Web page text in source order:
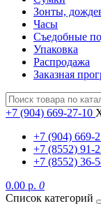
Зонты,
Часы
Съедобные
Упаковка
Распродажа
Заказная
+7 (904) 669-27-10
+7 (904) 669-
+7 (8552) 91-
+7 (8552) 36-
0.00 р. 0
Список категорий